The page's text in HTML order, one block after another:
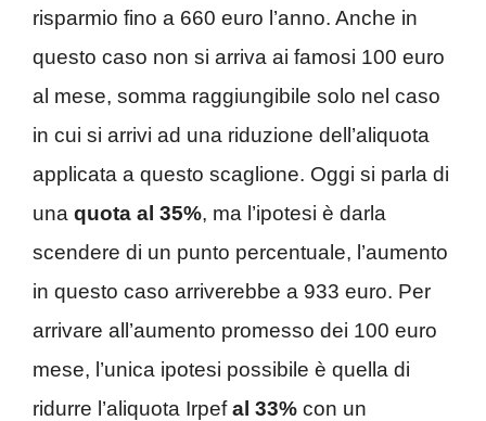
risparmio fino a 660 euro l’anno. Anche in
questo caso non si arriva ai famosi 100 euro
al mese, somma raggiungibile solo nel caso
in cui si arrivi ad una riduzione dell’aliquota
applicata a questo scaglione. Oggi si parla di
una quota al 35%, ma l’ipotesi è darla
scendere di un punto percentuale, l’aumento
in questo caso arriverebbe a 933 euro. Per
arrivare all’aumento promesso dei 100 euro
mese, l’unica ipotesi possibile è quella di
ridurre l’aliquota Irpefal 33% con un